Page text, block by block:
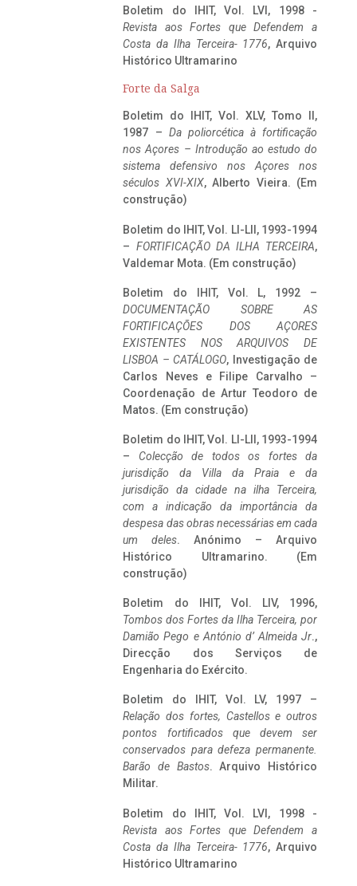
Boletim do IHIT, Vol. LVI, 1998 -
Revista aos Fortes que Defendem a
Costa da Ilha Terceira- 1776, Arquivo
Histórico Ultramarino
Forte da Salga
Boletim do IHIT, Vol. XLV, Tomo II,
1987 – Da poliorcética à fortificação
nos Açores – Introdução ao estudo do
sistema defensivo nos Açores nos
séculos XVI-XIX, Alberto Vieira. (Em
construção)
Boletim do IHIT, Vol. LI-LII, 1993-1994
– FORTIFICAÇÃO DA ILHA TERCEIRA,
Valdemar Mota. (Em construção)
Boletim do IHIT, Vol. L, 1992 –
DOCUMENTAÇÃO SOBRE AS
FORTIFICAÇÕES DOS AÇORES
EXISTENTES NOS ARQUIVOS DE
LISBOA – CATÁLOGO, Investigação de
Carlos Neves e Filipe Carvalho –
Coordenação de Artur Teodoro de
Matos. (Em construção)
Boletim do IHIT, Vol. LI-LII, 1993-1994
– Colecção de todos os fortes da
jurisdição da Villa da Praia e da
jurisdição da cidade na ilha Terceira,
com a indicação da importância da
despesa das obras necessárias em cada
um deles. Anónimo – Arquivo
Histórico Ultramarino. (Em
construção)
Boletim do IHIT, Vol. LIV, 1996,
Tombos dos Fortes da Ilha Terceira, por
Damião Pego e António d’ Almeida Jr.,
Direcção dos Serviços de
Engenharia do Exército.
Boletim do IHIT, Vol. LV, 1997 –
Relação dos fortes, Castellos e outros
pontos fortificados que devem ser
conservados para defeza permanente.
Barão de Bastos. Arquivo Histórico
Militar.
Boletim do IHIT, Vol. LVI, 1998 -
Revista aos Fortes que Defendem a
Costa da Ilha Terceira- 1776, Arquivo
Histórico Ultramarino